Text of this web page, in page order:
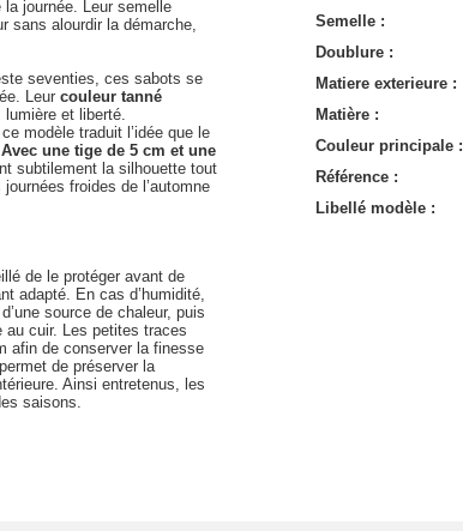
la journée. Leur semelle
sans alourdir la démarche,
seventies, ces sabots se
Leur couleur tanné
et liberté.
modèle traduit l’idée que le
Avec une tige de 5 cm et une
subtilement la silhouette tout
froides de l’automne
de le protéger avant de
adapté. En cas d’humidité,
source de chaleur, puis
au cuir. Les petites traces
afin de conserver la finesse
de préserver la
Ainsi entretenus, les
saisons.
Semelle :
Doublure :
Matiere exterieure :
Matière :
Couleur principale :
Référence :
Libellé modèle :